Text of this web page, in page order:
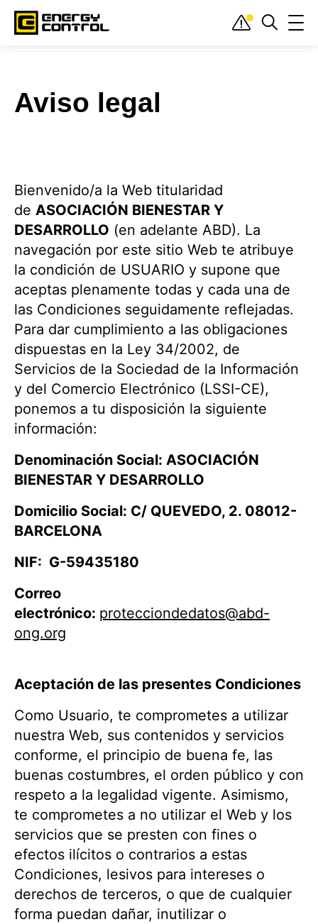
Inicio»Aviso legal
Aviso legal
Bienvenido/a la Web titularidad
de ASOCIACIÓN BIENESTAR Y
DESARROLLO (en adelante ABD). La
navegación por este sitio Web te atribuye
la condición de USUARIO y supone que
aceptas plenamente todas y cada una de
las Condiciones seguidamente reflejadas.
Para dar cumplimiento a las obligaciones
dispuestas en la Ley 34/2002, de
Servicios de la Sociedad de la Información
y del Comercio Electrónico (LSSI-CE),
ponemos a tu disposición la siguiente
información:
Denominación Social: ASOCIACIÓN
BIENESTAR Y DESARROLLO
Domicilio Social: C/ QUEVEDO, 2. 08012-
BARCELONA
NIF: G-59435180
Correo
electrónico: protecciondedatos@abd-
ong.org
Aceptación de las presentes Condiciones
Como Usuario, te comprometes a utilizar
nuestra Web, sus contenidos y servicios
conforme, el principio de buena fe, las
buenas costumbres, el orden público y con
respeto a la legalidad vigente. Asimismo,
te comprometes a no utilizar el Web y los
servicios que se presten con fines o
efectos ilícitos o contrarios a estas
Condiciones, lesivos para intereses o
derechos de terceros, o que de cualquier
forma puedan dañar, inutilizar o